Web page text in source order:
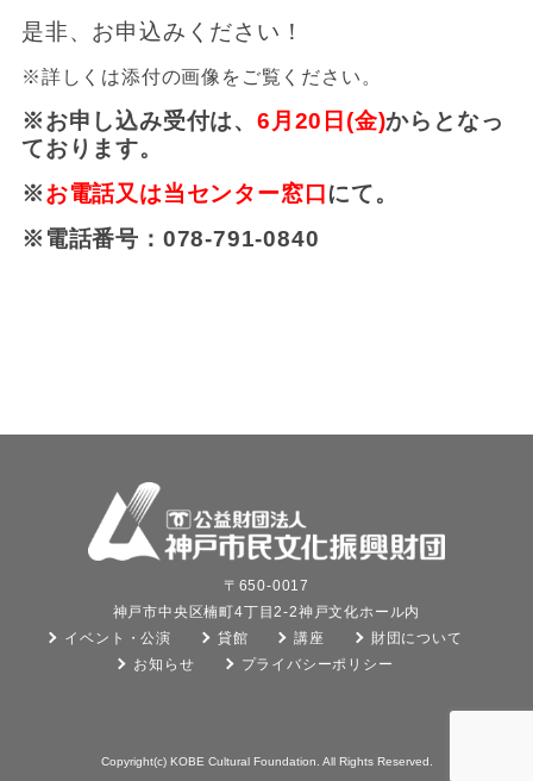
是非、お申込みください！
※詳しくは添付の画像をご覧ください。
※お申し込み受付は、 6月20日(金)からとなっ
ております。
※お電話又は当センター窓口にて。
※電話番号：078-791-0840
〒650-0017
神戸市中央区楠町4丁目2-2神戸文化ホール内
イベント・公演
貸館 講座
財団について
お知らせ
プライバシーポリシー
Copyright(c) KOBE Cultural Foundation. All Rights Reserved.